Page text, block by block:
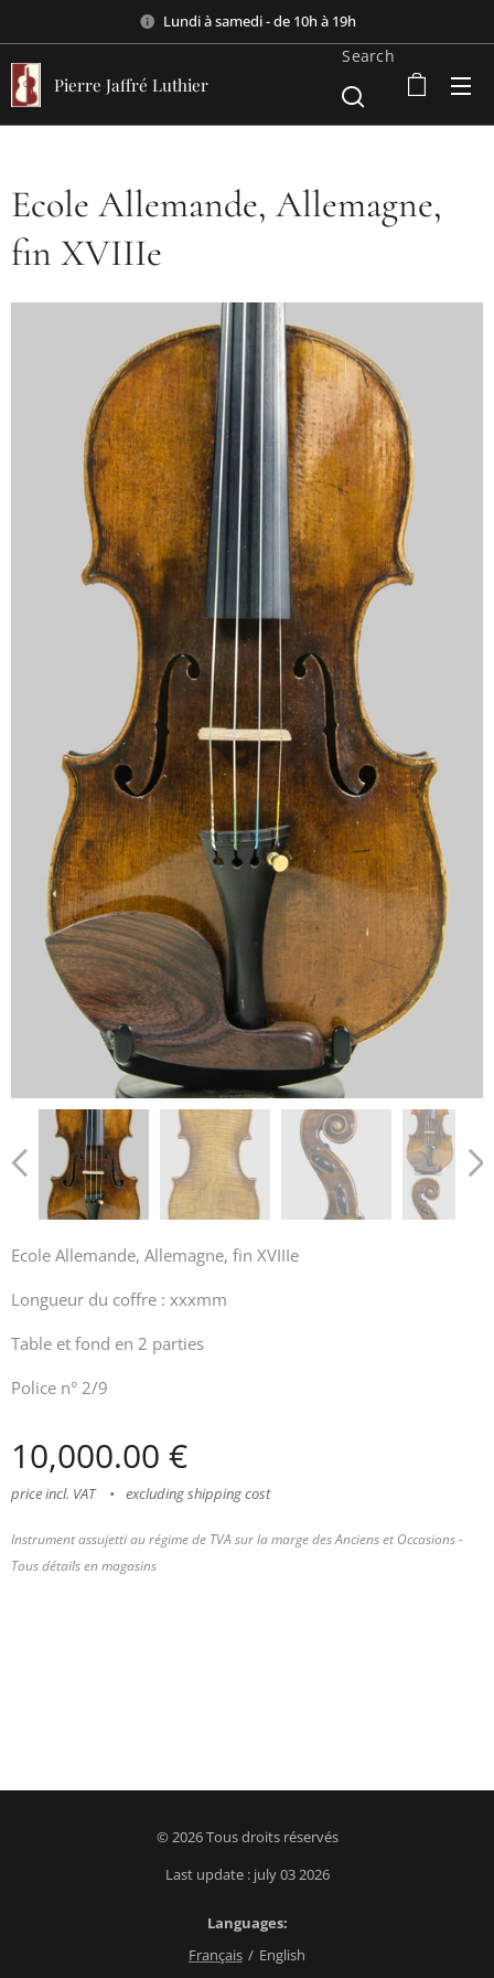
Lundi à samedi - de 10h à 19h
Pierre Jaffré Luthier
Search
Ecole Allemande, Allemagne,
fin XVIIIe
Ecole Allemande, Allemagne, fin XVIIIe
Longueur du coffre : xxxmm
Table et fond en 2 parties
Police n° 2/9
10,000.00 €
price incl. VAT excluding shipping cost
Instrument assujetti au régime de TVA sur la marge des Anciens et Occasions -
Tous détails en magasins
© 2026 Tous droits réservés
Last update : july 03 2026
Languages
Français
English